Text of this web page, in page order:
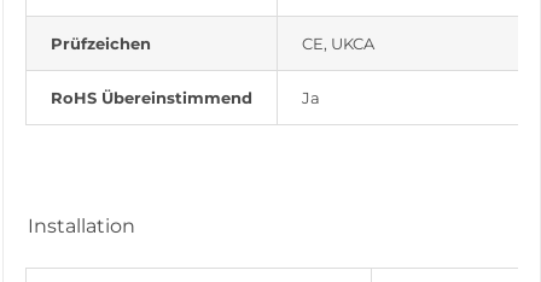
Prüfzeichen CE, UKCA
RoHS Übereinstimmend Ja
Installation